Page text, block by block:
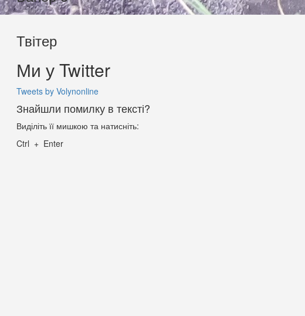
Твітер
Ми у Twitter
Tweets by Volynonline
Знайшли помилку в тексті?
Виділіть її мишкою та натисніть:
Ctrl + Enter